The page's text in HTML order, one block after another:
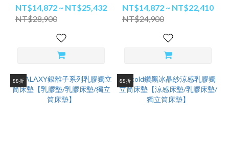
墊/乳膠床墊/獨立筒床墊】
NT$14,872 ~ NT$25,432
NT$28,900
(25cm)【獨立筒床墊/獨立筒
床墊推薦】
NT$14,872 ~ NT$22,410
NT$24,900
88折 88折